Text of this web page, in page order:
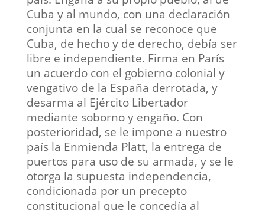
Cuba y al mundo, con una declaración
conjunta en la cual se reconoce que
Cuba, de hecho y de derecho, debía ser
libre e independiente. Firma en París
un acuerdo con el gobierno colonial y
vengativo de la España derrotada, y
desarma al Ejército Libertador
mediante soborno y engaño. Con
posterioridad, se le impone a nuestro
país la Enmienda Platt, la entrega de
puertos para uso de su armada, y se le
otorga la supuesta independencia,
condicionada por un precepto
constitucional que le concedía al